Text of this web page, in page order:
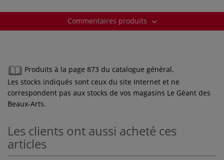
Commentaires produits
Produits à la page 873 du catalogue général.
Les stocks indiqués sont ceux du site Internet et ne
correspondent pas aux stocks de vos magasins Le Géant des
Beaux-Arts.
Les clients ont aussi acheté ces
articles